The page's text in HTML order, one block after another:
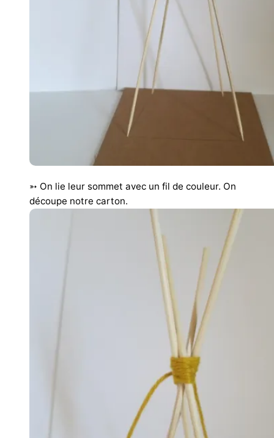
➳ On lie leur sommet avec un fil de couleur. On
découpe notre carton.